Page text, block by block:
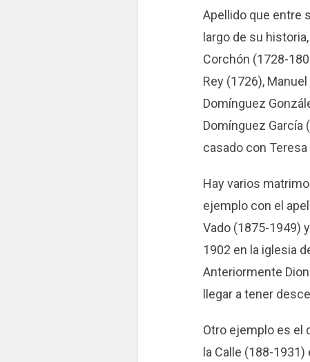
Apellido que entre
largo de su
Corchón (1728-
Rey (1726),
Domínguez
Domínguez García
casado con
Hay varios
ejemplo con el
Vado (1875-1949)
1902 en la iglesia
Anteriormente
llegar a tener
Otro ejemplo es el
la Calle (188-